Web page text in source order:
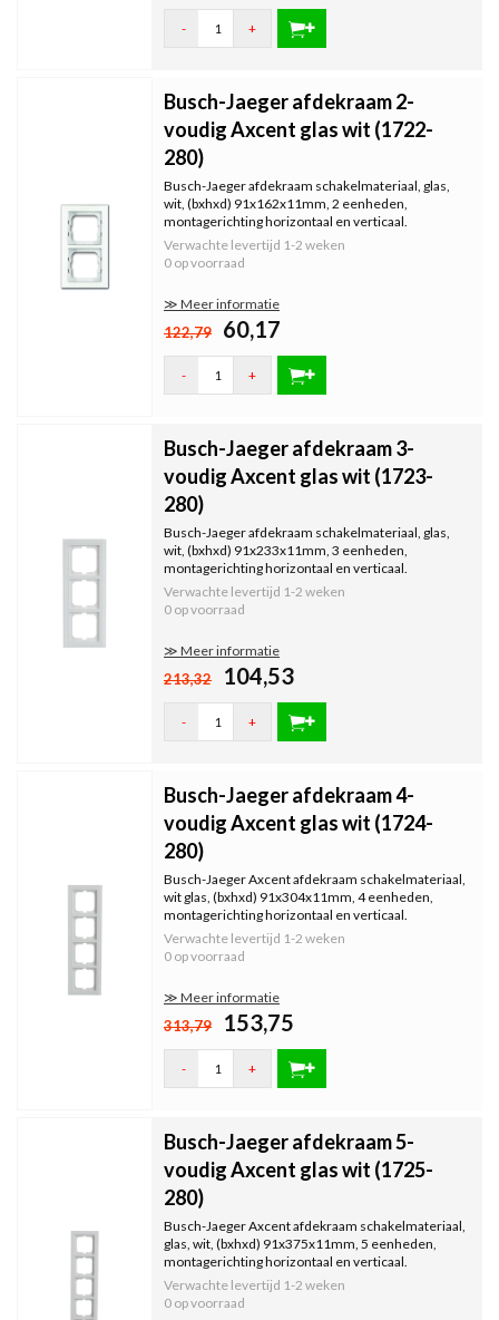
- +
Busch-Jaeger afdekraam 2-
voudig Axcent glas wit (1722-
280)
Busch-Jaeger afdekraam schakelmateriaal, glas,
wit, (bxhxd) 91x162x11mm, 2 eenheden,
montagerichting horizontaal en verticaal.
Verwachte levertijd 1-2 weken
0 op voorraad
≫ Meer informatie
122,79 60,17
- +
Busch-Jaeger afdekraam 3-
voudig Axcent glas wit (1723-
280)
Busch-Jaeger afdekraam schakelmateriaal, glas,
wit, (bxhxd) 91x233x11mm, 3 eenheden,
montagerichting horizontaal en verticaal.
Verwachte levertijd 1-2 weken
0 op voorraad
≫ Meer informatie
213,32 104,53
- +
Busch-Jaeger afdekraam 4-
voudig Axcent glas wit (1724-
280)
Busch-Jaeger Axcent afdekraam schakelmateriaal,
wit glas, (bxhxd) 91x304x11mm, 4 eenheden,
montagerichting horizontaal en verticaal.
Verwachte levertijd 1-2 weken
0 op voorraad
≫ Meer informatie
313,79 153,75
- +
Busch-Jaeger afdekraam 5-
voudig Axcent glas wit (1725-
280)
Busch-Jaeger Axcent afdekraam schakelmateriaal,
glas, wit, (bxhxd) 91x375x11mm, 5 eenheden,
montagerichting horizontaal en verticaal.
Verwachte levertijd 1-2 weken
0 op voorraad